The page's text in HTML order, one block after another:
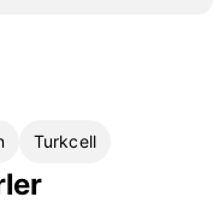
Turkcell